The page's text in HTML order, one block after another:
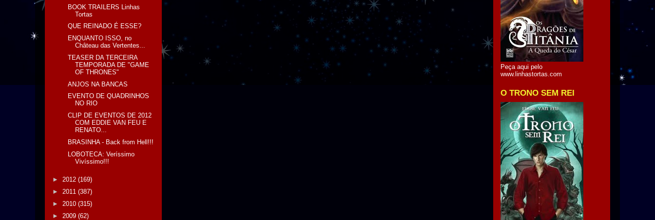
BOOK TRAILERS Linhas
Tortas
QUE REINADO É ESSE?
ENQUANTO ISSO, no
Château das Vertentes...
TEASER DA TERCEIRA
TEMPORADA DE "GAME
OF THRONES"
ANJOS NA BANCAS
EVENTO DE QUADRINHOS
NO RIO
CLIP DE EVENTOS DE 2012
COM EDDIE VAN FEU E
RENATO...
BRASINHA - Back from Hell!!!
LOBOTECA: Veríssimo
Vivíssimo!!!
► 2012 (169)
► 2011 (387)
► 2010 (315)
► 2009 (62)
Peça aqui pelo
www.linhastortas.com
O TRONO SEM REI